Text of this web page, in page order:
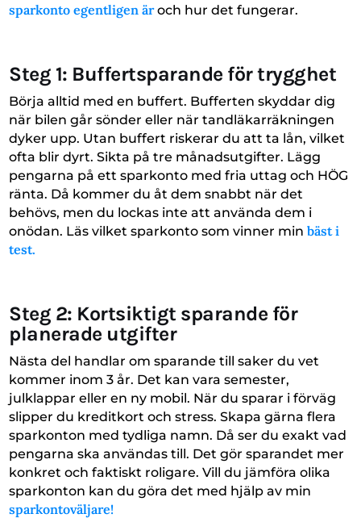
sparkonto egentligen äroch hur det fungerar.
Steg 1: Buffertsparande för trygghet
Börja alltid med en buffert. Bufferten skyddar dig
när bilen går sönder eller när tandläkarräkningen
dyker upp. Utan buffert riskerar du att ta lån, vilket
ofta blir dyrt. Sikta på tre månadsutgifter. Lägg
pengarna på ett sparkonto med fria uttag och HÖG
ränta. Då kommer du åt dem snabbt när det
behövs, men du lockas inte att använda dem i
onödan. Läs vilket sparkonto som vinner minbäst i
test.
Steg 2: Kortsiktigt sparande för
planerade utgifter
Nästa del handlar om sparande till saker du vet
kommer inom 3 år. Det kan vara semester,
julklappar eller en ny mobil. När du sparar i förväg
slipper du kreditkort och stress. Skapa gärna flera
sparkonton med tydliga namn. Då ser du exakt vad
pengarna ska användas till. Det gör sparandet mer
konkret och faktiskt roligare. Vill du jämföra olika
sparkonton kan du göra det med hjälp av min
sparkontoväljare!